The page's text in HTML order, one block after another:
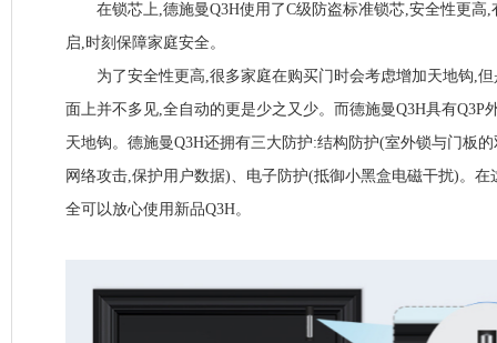
在锁芯上,德施曼Q3H使用了C级防盗标准锁芯,安全性更高,
启,时刻保障家庭安全。
为了安全性更高,很多家庭在购买门时会考虑增加天地钩,但
面上并不多见,全自动的更是少之又少。而德施曼Q3H具有Q3P
天地钩。德施曼Q3H还拥有三大防护:结构防护(室外锁与门板
网络攻击,保护用户数据)、电子防护(抵御小黑盒电磁干扰)。
全可以放心使用新品Q3H。